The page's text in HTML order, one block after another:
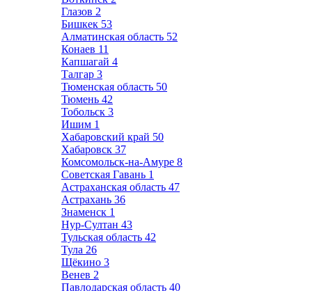
Глазов 2
Бишкек 53
Алматинская область 52
Конаев 11
Капшагай 4
Талгар 3
Тюменская область 50
Тюмень 42
Тобольск 3
Ишим 1
Хабаровский край 50
Хабаровск 37
Комсомольск-на-Амуре 8
Советская Гавань 1
Астраханская область 47
Астрахань 36
Знаменск 1
Нур-Султан 43
Тульская область 42
Тула 26
Щёкино 3
Венев 2
Павлодарская область 40